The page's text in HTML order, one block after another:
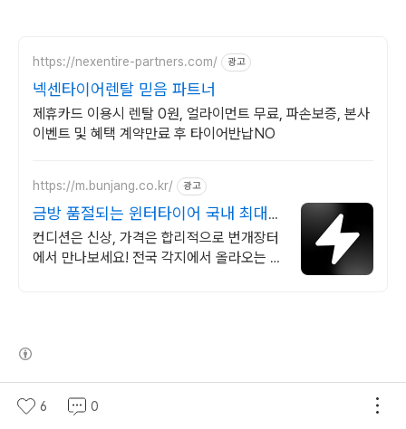
https://nexentire-partners.com/ 광고
넥센타이어렌탈 믿음 파트너
제휴카드 이용시 렌탈 0원, 얼라이먼트 무료, 파손보증, 본사
이벤트 및 혜택 계약만료 후 타이어반납NO
https://m.bunjang.co.kr/ 광고
금방 품절되는 윈터타이어 국내 최대
브랜드 중고거래
컨디션은 신상, 가격은 합리적으로 번개장터
에서 만나보세요! 전국 각지에서 올라오는 전
6 0